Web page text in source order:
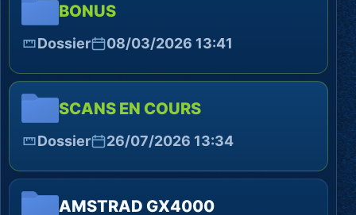
BONUS
Dossier 08/03/2026 13:41
SCANS EN COURS
Dossier 26/07/2026 13:34
AMSTRAD GX4000